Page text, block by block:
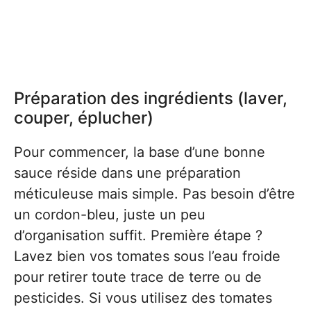
Préparation des ingrédients (laver,
couper, éplucher)
Pour commencer, la base d’une bonne
sauce réside dans une préparation
méticuleuse mais simple. Pas besoin d’être
un cordon-bleu, juste un peu
d’organisation suffit. Première étape ?
Lavez bien vos tomates sous l’eau froide
pour retirer toute trace de terre ou de
pesticides. Si vous utilisez des tomates